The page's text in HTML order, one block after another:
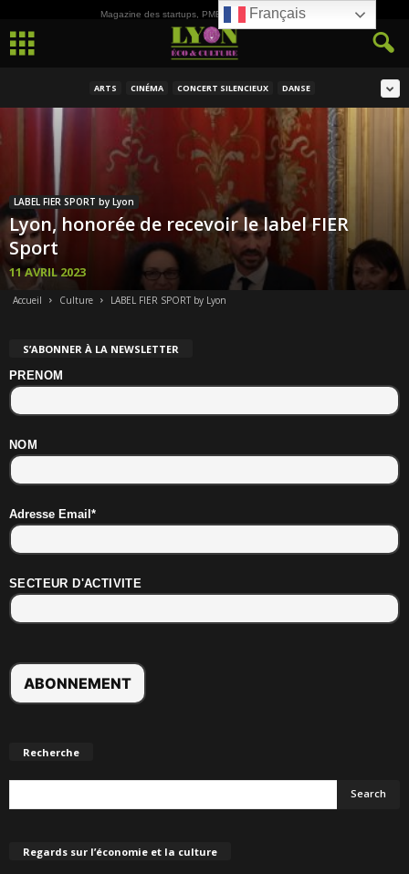
Magazine des startups, PME, ETI et de la Culture
ARTS CINÉMA CONCERT SILENCIEUX DANSE
LABEL FIER SPORT by Lyon
Lyon, honorée de recevoir le label FIER
Sport
11 AVRIL 2023
Accueil Culture LABEL FIER SPORT by Lyon
S’ABONNER À LA NEWSLETTER
PRENOM
NOM
Adresse Email*
SECTEUR D'ACTIVITE
Recherche
Regards sur l’économie et la culture
Français